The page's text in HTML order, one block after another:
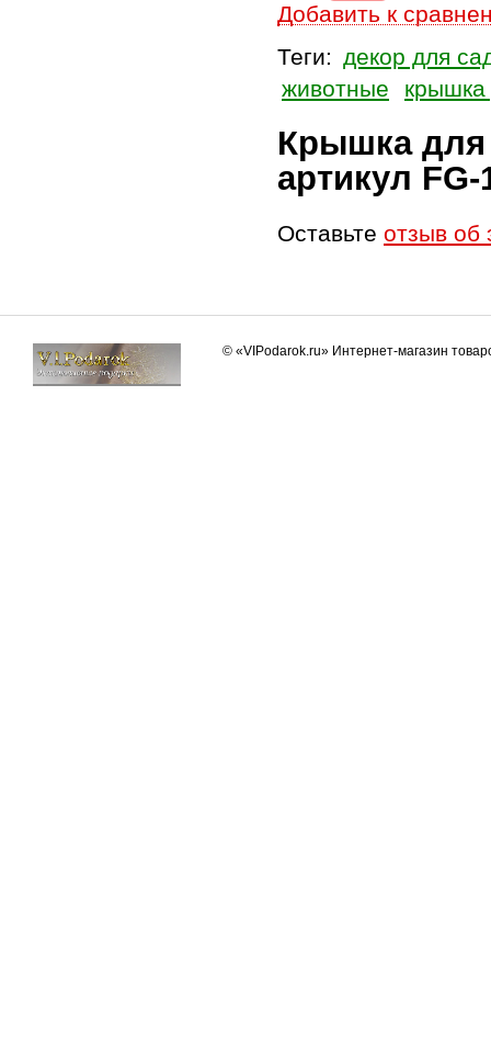
Добавить к
Теги: декор для
животные
крышка
Крышка для
артикул
Оставьте отзыв об
© «VIPodarok.ru» Интернет-магазин